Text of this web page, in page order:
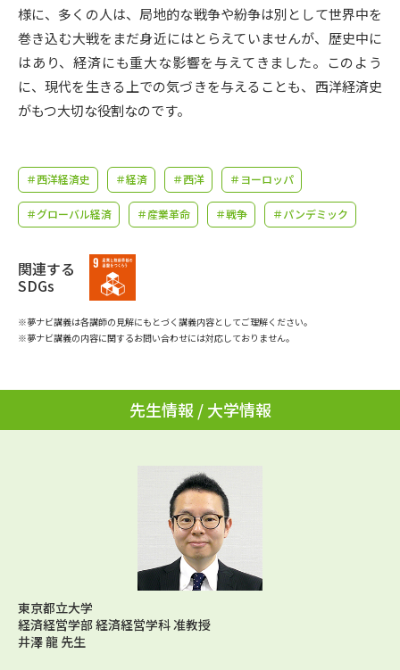
先輩が入学を決めた理由 テレメール全国一斉進学調査
新生活お役立ちガイド
大学で学びたい学問発見
学問のミニ講義「夢ナビ講義」
学問の教科書 夢ナビライブ
大学進学IDについて
個人情報取扱規定
テレメール進学カタログ
訂正のご案内
様に、多くの人は、局地的な戦争や紛争は別として世界中を
巻き込む大戦をまだ身近にはとらえていませんが、歴史中に
はあり、経済にも重大な影響を与えてきました。このよう
に、現代を生きる上での気づきを与えることも、西洋経済史
がもつ大切な役割なのです。
＃西洋経済史 ＃経済 ＃西洋 ＃ヨーロッパ
＃グローバル経済 ＃産業革命 ＃戦争 ＃パンデミック
関連する
SDGs
※夢ナビ講義は各講師の見解にもとづく講義内容としてご理解ください。
※夢ナビ講義の内容に関するお問い合わせには対応しておりません。
先生情報 / 大学情報
東京都立大学
経済経営学部 経済経営学科 准教授
井澤 龍 先生